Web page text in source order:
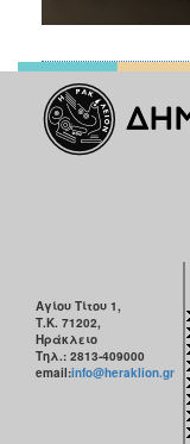
Αγίου Τίτου 1,
Τ.Κ. 71202,
Ηράκλειο
Τηλ.: 2813-409000
email:info@heraklion.gr